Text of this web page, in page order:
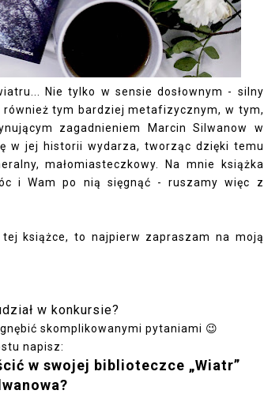
Nie tylko w sensie dosłownym - silny
tym bardziej metafizycznym, w tym,
zagadnieniem Marcin Silwanow w
w jej historii wydarza, tworząc dzięki temu
małomiasteczkowy. Na mnie książka
i Wam po nią sięgnąć - ruszamy więc z
książce, to najpierw zapraszam na moją
w konkursie?
skomplikowanymi pytaniami 😉
napisz:
w swojej biblioteczce „Wiatr”